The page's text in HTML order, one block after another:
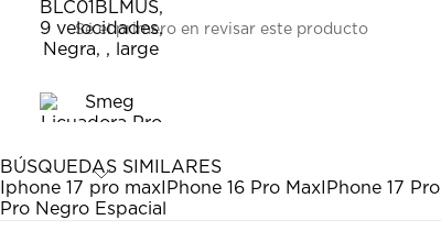
Seleccionar
para
calificar
artículo
con
estrella
Esta
acción
abrirá
Seleccionar
para
calificar
artículo
con
estrellas.
Esta
acción
abrirá
Seleccionar
para
calificar
con
estrellas.
Esta
acción
abrirá
para
estrellas.
Esta
acción
para
Esta
acción
Sé el primero en revisar este producto
BÚSQUEDAS SIMILARES
Iphone 17 pro max IPhone 16 Pro Max IPhone 17 Pro
Pro Negro Espacial